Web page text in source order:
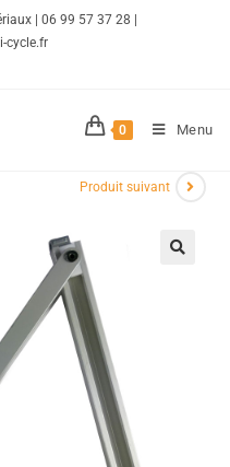
| 06 99 57 37 28 |
cycle.fr
0 Menu
Produit suivant